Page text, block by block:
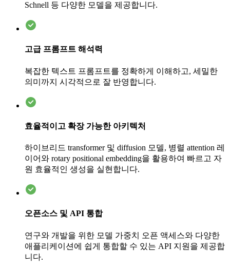
Schnell 등 다양한 모델을 제공합니다.
고급 프롬프트 해석력
복잡한 텍스트 프롬프트를 정확하게 이해하고, 세밀한
의미까지 시각적으로 잘 반영합니다.
효율적이고 확장 가능한 아키텍처
하이브리드 transformer 및 diffusion 모델, 병렬 attention 레
이어와 rotary positional embedding을 활용하여 빠르고 자
원 효율적인 생성을 실현합니다.
오픈소스 및 API 통합
연구와 개발을 위한 모델 가중치 오픈 액세스와 다양한
애플리케이션에 쉽게 통합할 수 있는 API 지원을 제공합
니다.